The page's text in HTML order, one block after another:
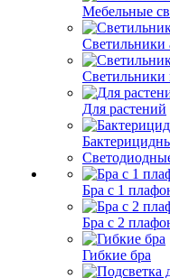
Мебельные
Светильники
Светильники
Для растений
Бра с 1
Бра с 2
Гибкие бра